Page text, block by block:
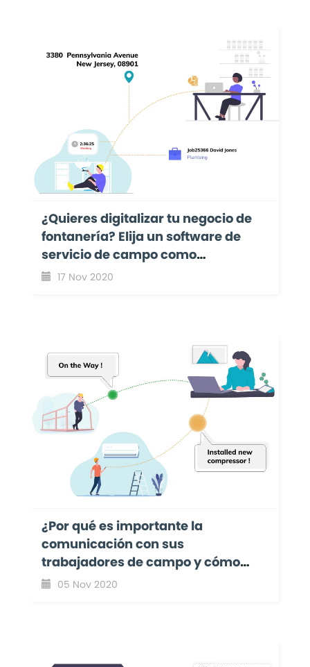
¿Quieres digitalizar tu negocio de
fontanería? Elija un software de
servicio de campo como
EyeOnTask.
17 Nov 2020
¿Por qué es importante la
comunicación con sus
trabajadores de campo y cómo
ayuda a administrar mejor su
05 Nov 2020